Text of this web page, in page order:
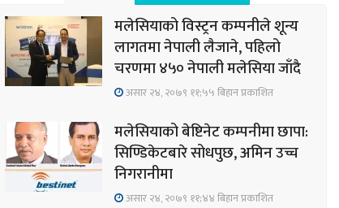
मलेसियाको विस्ट्रन कम्पनीले शून्य
लागतमा नेपाली लैजाने, पहिलो
चरणमा ४५० नेपाली मलेसिया जाँदै
असार २४, २०७९ ११;५५ बिहान प्रकाशित
मलेसियाको बेष्टिनेट कम्पनीमा छापा:
सिण्डिकेटबारे सोधपुछ, अमिन उच्च
निगरानीमा
असार २४, २०७९ ११;४४ बिहान प्रकाशित